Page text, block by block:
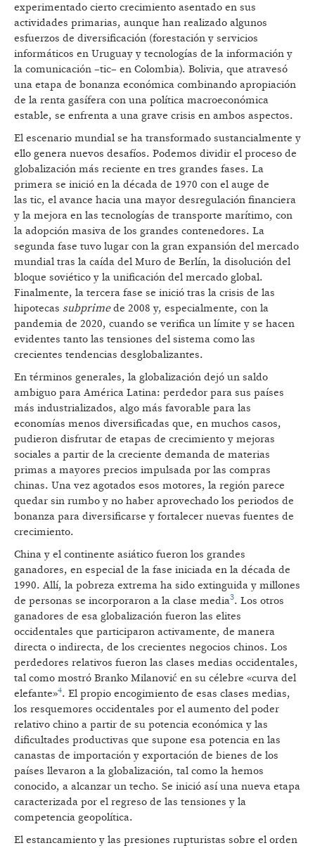
experimentado cierto crecimiento asentado en sus
actividades primarias, aunque han realizado algunos
esfuerzos de diversificación (forestación y servicios
informáticos en Uruguay y tecnologías de la información y
la comunicación –tic– en Colombia). Bolivia, que atravesó
una etapa de bonanza económica combinando apropiación
de la renta gasífera con una política macroeconómica
estable, se enfrenta a una grave crisis en ambos aspectos.
El escenario mundial se ha transformado sustancialmente y
ello genera nuevos desafíos. Podemos dividir el proceso de
globalización más reciente en tres grandes fases. La
primera se inició en la década de 1970 con el auge de
las tic, el avance hacia una mayor desregulación financiera
y la mejora en las tecnologías de transporte marítimo, con
la adopción masiva de los grandes contenedores. La
segunda fase tuvo lugar con la gran expansión del mercado
mundial tras la caída del Muro de Berlín, la disolución del
bloque soviético y la unificación del mercado global.
Finalmente, la tercera fase se inició tras la crisis de las
hipotecas subprimede 2008 y, especialmente, con la
pandemia de 2020, cuando se verifica un límite y se hacen
evidentes tanto las tensiones del sistema como las
crecientes tendencias desglobalizantes.
En términos generales, la globalización dejó un saldo
ambiguo para América Latina: perdedor para sus países
más industrializados, algo más favorable para las
economías menos diversificadas que, en muchos casos,
pudieron disfrutar de etapas de crecimiento y mejoras
sociales a partir de la creciente demanda de materias
primas a mayores precios impulsada por las compras
chinas. Una vez agotados esos motores, la región parece
quedar sin rumbo y no haber aprovechado los periodos de
bonanza para diversificarse y fortalecer nuevas fuentes de
crecimiento.
China y el continente asiático fueron los grandes
ganadores, en especial de la fase iniciada en la década de
1990. Allí, la pobreza extrema ha sido extinguida y millones
de personas se incorporaron a la clase media3. Los otros
ganadores de esa globalización fueron las elites
occidentales que participaron activamente, de manera
directa o indirecta, de los crecientes negocios chinos. Los
perdedores relativos fueron las clases medias occidentales,
tal como mostró Branko Milanović en su célebre «curva del
elefante»4. El propio encogimiento de esas clases medias,
los resquemores occidentales por el aumento del poder
relativo chino a partir de su potencia económica y las
dificultades productivas que supone esa potencia en las
canastas de importación y exportación de bienes de los
países llevaron a la globalización, tal como la hemos
conocido, a alcanzar un techo. Se inició así una nueva etapa
caracterizada por el regreso de las tensiones y la
competencia geopolítica.
El estancamiento y las presiones rupturistas sobre el orden